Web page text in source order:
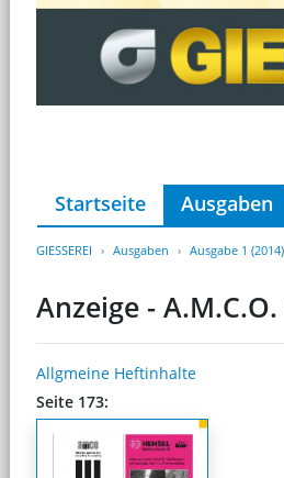
Startseite Ausgaben
GIESSEREI Ausgaben Ausgabe 1 (2014)
Anzeige -
Allgmeine Heftinhalte
Seite 173: